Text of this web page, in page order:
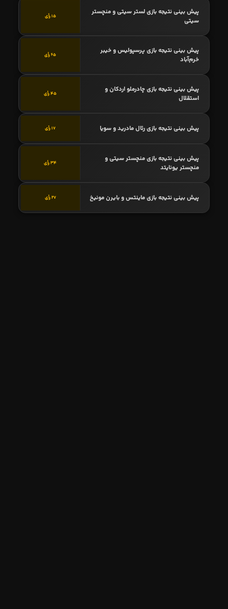
پیش بینی نتیجه بازی لستر سیتی و منچستر
سیتی
15 رأی
پیش بینی نتیجه بازی پرسپولیس و خیبر
خرم‌آباد
65 رأی
پیش بینی نتیجه بازی چادرملو اردکان و
استقلال
45 رأی
پیش بینی نتیجه بازی رئال مادرید و سویا 17 رأی
پیش بینی نتیجه بازی منچستر سیتی و
منچستر یونایتد
34 رأی
پیش بینی نتیجه بازی ماینتس و بایرن مونیخ 27 رأی